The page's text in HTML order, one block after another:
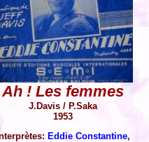
Ah ! Les femmes
J.Davis / P.Saka
1953
Eddie Constantine,